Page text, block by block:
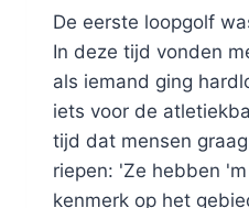
De eerste loopgolf
In deze tijd vonden
als iemand ging
iets voor de
tijd dat mensen
riepen: 'Ze hebben
kenmerk op het